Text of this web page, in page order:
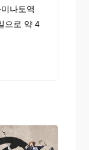
나토역
으로 약 4